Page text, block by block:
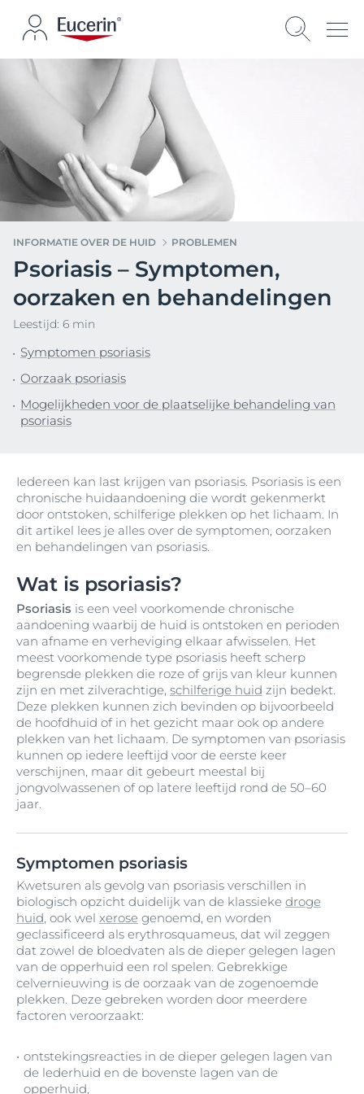
INFORMATIE OVER DE HUID PROBLEMEN
Psoriasis – Symptomen,
oorzaken en behandelingen
Leestijd: 6 min
Symptomen psoriasis
Oorzaak psoriasis
Mogelijkheden voor de plaatselijke behandeling van
psoriasis
Iedereen kan last krijgen van psoriasis. Psoriasis is een
chronische huidaandoening die wordt gekenmerkt
door ontstoken, schilferige plekken op het lichaam. In
dit artikel lees je alles over de symptomen, oorzaken
en behandelingen van psoriasis.
Wat is psoriasis?
Psoriasis is een veel voorkomende chronische
aandoening waarbij de huid is ontstoken en perioden
van afname en verheviging elkaar afwisselen. Het
meest voorkomende type psoriasis heeft scherp
begrensde plekken die roze of grijs van kleur kunnen
zijn en met zilverachtige, schilferige huid zijn bedekt.
Deze plekken kunnen zich bevinden op bijvoorbeeld
de hoofdhuid of in het gezicht maar ook op andere
plekken van het lichaam. De symptomen van psoriasis
kunnen op iedere leeftijd voor de eerste keer
verschijnen, maar dit gebeurt meestal bij
jongvolwassenen of op latere leeftijd rond de 50–60
jaar.
Symptomen psoriasis
Kwetsuren als gevolg van psoriasis verschillen in
biologisch opzicht duidelijk van de klassieke droge
huid, ook wel xerose genoemd, en worden
geclassificeerd als erythrosquameus, dat wil zeggen
dat zowel de bloedvaten als de dieper gelegen lagen
van de opperhuid een rol spelen. Gebrekkige
celvernieuwing is de oorzaak van de zogenoemde
plekken. Deze gebreken worden door meerdere
factoren veroorzaakt:
ontstekingsreacties in de dieper gelegen lagen van
de lederhuid en de bovenste lagen van de
opperhuid,